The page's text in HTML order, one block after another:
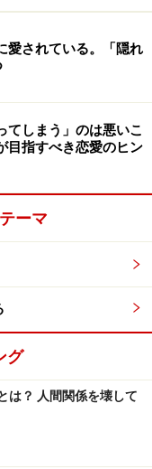
い欠点がある人」
「嫌いにはなりそ
。
ことが大切です。
目がいくのではな
って信じられる人
いでしょう。
る恋愛をするため
のページをご覧く
容をご確認くださ
愛されている。「隠れ
てしまう」のは悪いこ
目指すべき恋愛のヒン
ーマ
グ
は？ 人間関係を壊して